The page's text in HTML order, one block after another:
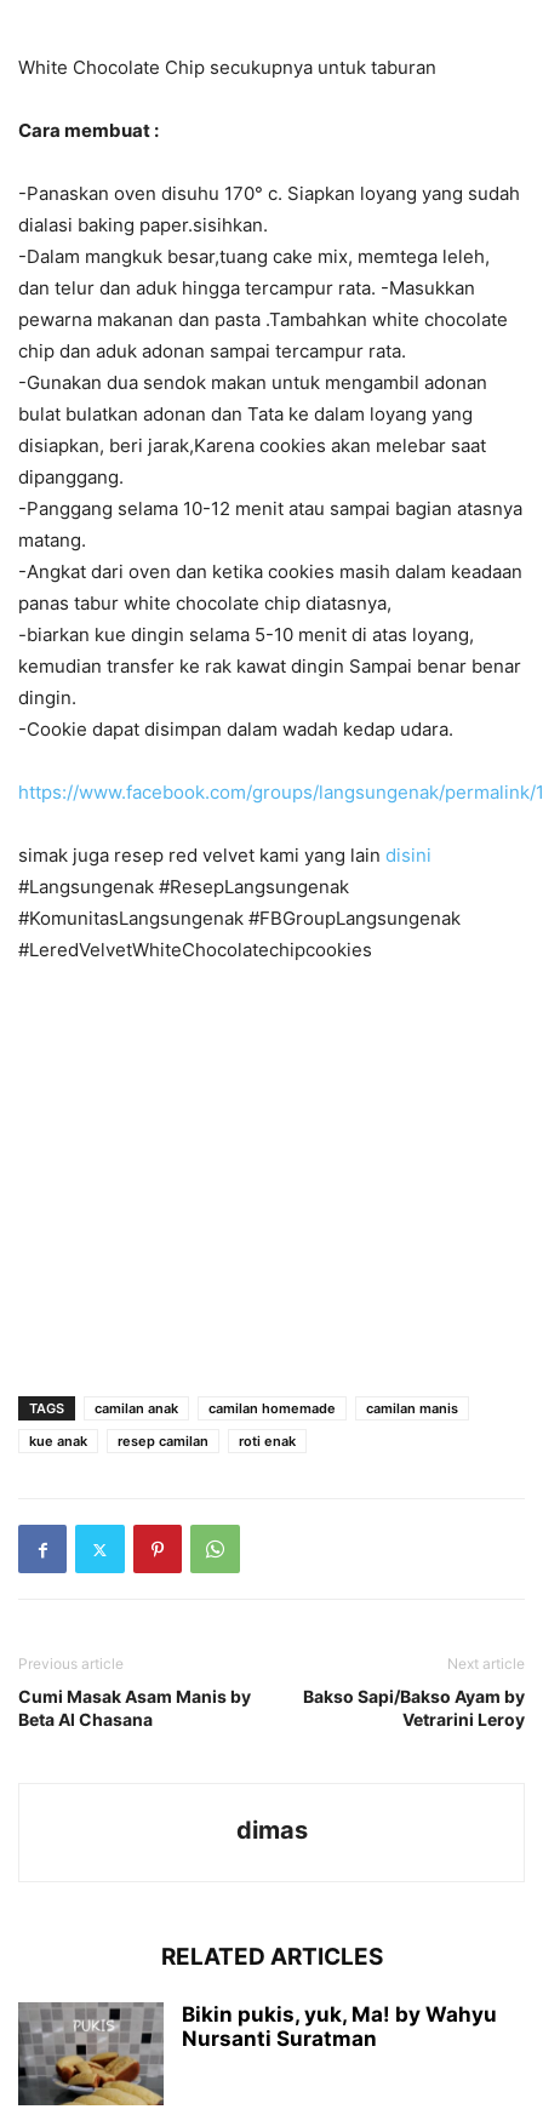
White Chocolate Chip secukupnya untuk taburan
Cara membuat :
-Panaskan oven disuhu 170° c. Siapkan loyang yang sudah
dialasi baking paper.sisihkan.
-Dalam mangkuk besar,tuang cake mix, memtega leleh,
dan telur dan aduk hingga tercampur rata. -Masukkan
pewarna makanan dan pasta .Tambahkan white chocolate
chip dan aduk adonan sampai tercampur rata.
-Gunakan dua sendok makan untuk mengambil adonan
bulat bulatkan adonan dan Tata ke dalam loyang yang
disiapkan, beri jarak,Karena cookies akan melebar saat
dipanggang.
-Panggang selama 10-12 menit atau sampai bagian atasnya
matang.
-Angkat dari oven dan ketika cookies masih dalam keadaan
panas tabur white chocolate chip diatasnya,
-biarkan kue dingin selama 5-10 menit di atas loyang,
kemudian transfer ke rak kawat dingin Sampai benar benar
dingin.
-Cookie dapat disimpan dalam wadah kedap udara.
https://www.facebook.com/groups/langsungenak/
simak juga resep red velvet kami yang lain disini
#Langsungenak #ResepLangsungenak
#KomunitasLangsungenak #FBGroupLangsungenak
#LeredVelvetWhiteChocolatechipcookies
TAGS camilan anak camilan homemade
camilan manis
kue anak
resep camilan roti enak
Previous article
Cumi Masak Asam Manis by
Beta Al Chasana
Next article
Bakso Sapi/Bakso Ayam by
Vetrarini Leroy
dimas
RELATED ARTICLES
Bikin pukis, yuk, Ma! by Wahyu
Nursanti Suratman